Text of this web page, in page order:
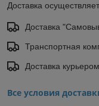
Доставка
Доставка
Транспортная
Доставка курьером
Все условия